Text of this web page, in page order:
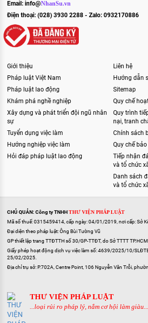
Email: info@NhanSu.vn
Điện thoại: (028) 3930 2288 - Zalo: 0932170886
Giới thiệu
Pháp luật Việt Nam
Pháp luật lao động
Khám phá nghề nghiệp
Xây dựng và phát triển đội ngũ nhân
sự
Tuyển dụng việc làm
Hướng nghiệp việc làm
Hỏi đáp pháp luật lao động
Liên hệ
Hướng dẫn
Sitemap
Quy chế
Quy trình
nại, tranh
Chính sách
Quy chế bảo
Tiếp nhận
và tổ chức
Danh sách
và tổ chức
CHỦ QUẢN: Công ty TNHH THƯ VIỆN PHÁP LUẬT
Mã số thuế: 0315459414, cấp ngày: 04/01/2019, nơi cấp: Sở
Đại diện theo pháp luật: Ông Bùi Tường Vũ
GP thiết lập trang TTĐTTH số 30/GP-TTĐT, do Sở TTTT
Giấy phép hoạt động dịch vụ việc làm số: 4639/2025/10/
25/02/2025.
Địa chỉ trụ sở: P.702A, Centre Point, 106 Nguyễn Văn Trỗi,
THƯ VIỆN PHÁP LUẬT
...loại rủi ro pháp lý, nắm cơ hội làm giàu...